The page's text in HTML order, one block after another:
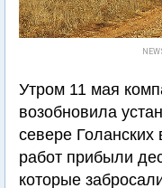
Утром 11 мая
возобновила
севере
работ прибыли
которые